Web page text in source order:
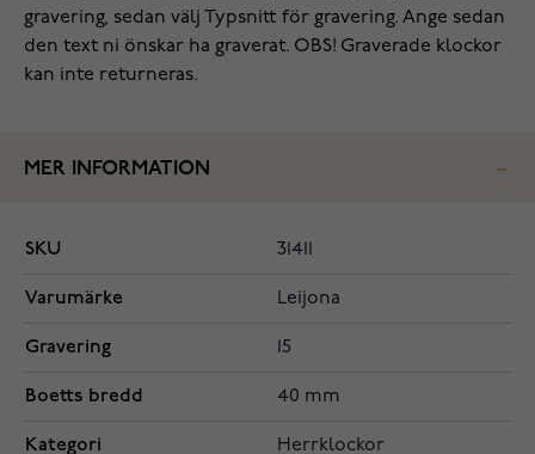
gravering, sedan välj Typsnitt för gravering. Ange sedan
den text ni önskar ha graverat. OBS! Graverade klockor
kan inte returneras.
MER INFORMATION
SKU 31411
Varumärke Leijona
Gravering 15
Boetts bredd 40 mm
Kategori Herrklockor